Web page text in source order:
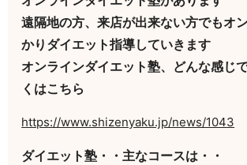
遠隔地の方、来店が出来ない方でもオ
かりダイエット指導していきます
オンラインダイエット塾、どんな感じ
くはこちら
https://www.shizenyaku.jp/news/1043
ダイエット塾・・主なコースは・・